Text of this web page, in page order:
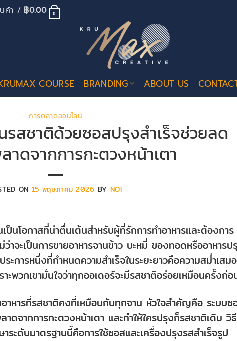
ค้า / ฿0.00 0
COURSE BRANDING ABOUT US
การตลาดออนไลน์
รสชาติด้วยซอสปรุงสำเร็จช่วยลด
ดจากการกะตวงหน้าเตา
ON 15 พฤษภาคม 2026 BY NOI
ป็นโอกาสที่น่าตื่นเต้นสำหรับผู้ที่รักการทำอาหารและต้องการ
าจะเป็นการขายอาหารจานข้าว บะหมี่ ของทอดหรืออาหารป
การหนึ่งที่กำหนดความสำเร็จในระยะยาวคือความสม่ำเสมอ
ะพวกเขามั่นใจว่าทุกออเดอร์จะมีรสชาติอร่อยเหมือนครั้งก่อ
อาหารที่รสชาติคงที่เหมือนกันทุกจาน หัวใจสำคัญคือ ระบบซ
ดจากการกะตวงหน้าเตา และทำให้ใครปรุงก็รสชาติเดิม วิ
ะดับมาตรฐานนี้คือการใช้ซอสและเครื่องปรุงรสสำเร็จรูป